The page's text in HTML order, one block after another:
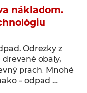
nákladom.
Odrezky z
drevené obaly,
prach. Mnohé
– odpad …